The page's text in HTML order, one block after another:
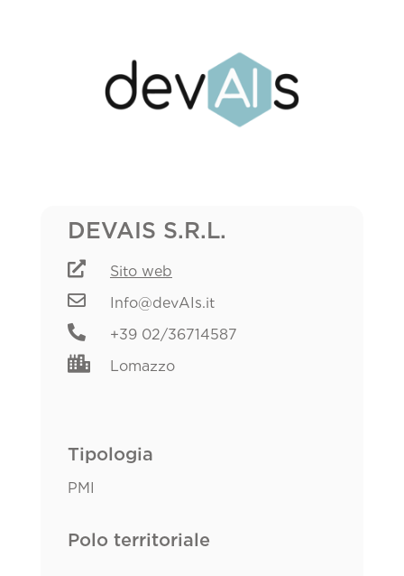
DEVAIS S.R.L.
 Sito web
 Info@devAIs.it
 +39 02/36714587
 Lomazzo
Tipologia
PMI
Polo territoriale